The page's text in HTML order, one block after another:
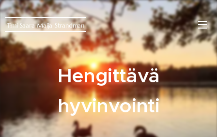
T:mi Saara-Maija Strandman
Hengittävä
hyvinvointi